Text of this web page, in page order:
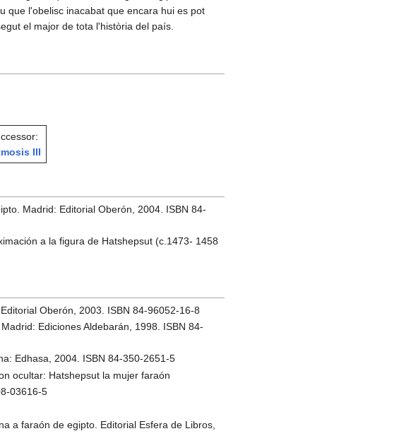
que l'obelisc inacabat que encara hui es pot
el major de tota l'història del país.
III
Madrid: Editorial Oberón, 2004. ISBN 84-
a la figura de Hatshepsut (c.1473- 1458
Oberón, 2003. ISBN 84-96052-16-8
Ediciones Aldebarán, 1998. ISBN 84-
Edhasa, 2004. ISBN 84-350-2651-5
ocultar: Hatshepsut la mujer faraón
03616-5
a faraón de egipto. Editorial Esfera de Libros,